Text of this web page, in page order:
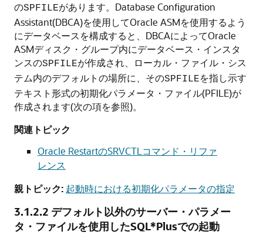
のSPFILEがあります。Database Configuration
Assistant(DBCA)を使用してOracle ASMを使用するよう
にデータベースを構成すると、DBCAによってOracle
ASMディスク・グループ内にデータベース・インスタ
ンスのSPFILEが作成され、ローカル・ファイル・シス
テム内のデフォルトの場所に、そのSPFILEを指し示す
テキスト形式の初期化パラメータ・ファイル(PFILE)が
作成されます(次の項を参照)。
関連トピック
Oracle RestartのSRVCTLコマンド・リファ
レンス
親トピック: 起動時における初期化パラメータの指定
3.1.2.2 デフォルト以外のサーバー・パラメー
タ・ファイルを使用したSQL*Plusでの起動